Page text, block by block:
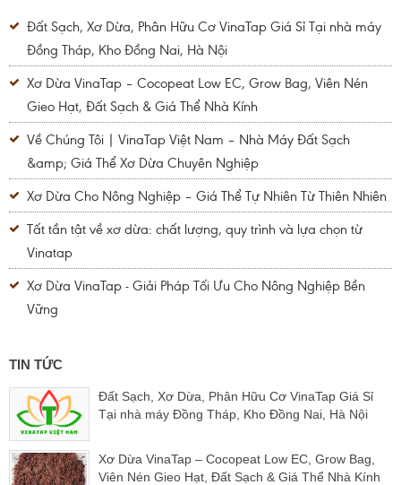
Đất Sạch, Xơ Dừa, Phân Hữu Cơ VinaTap Giá Sỉ Tại nhà máy
Đồng Tháp, Kho Đồng Nai, Hà Nội
Xơ Dừa VinaTap – Cocopeat Low EC, Grow Bag, Viên Nén
Gieo Hạt, Đất Sạch & Giá Thể Nhà Kính
Về Chúng Tôi | VinaTap Việt Nam – Nhà Máy Đất Sạch
&amp; Giá Thể Xơ Dừa Chuyên Nghiệp
Xơ Dừa Cho Nông Nghiệp – Giá Thể Tự Nhiên Từ Thiên Nhiên
Tất tần tật về xơ dừa: chất lượng, quy trình và lựa chọn từ
Vinatap
Xơ Dừa VinaTap - Giải Pháp Tối Ưu Cho Nông Nghiệp Bền
Vững
TIN TỨC
Đất Sạch, Xơ Dừa, Phân Hữu Cơ VinaTap Giá Sỉ
Tại nhà máy Đồng Tháp, Kho Đồng Nai, Hà Nội
Xơ Dừa VinaTap – Cocopeat Low EC, Grow Bag,
Viên Nén Gieo Hạt, Đất Sạch & Giá Thể Nhà Kính